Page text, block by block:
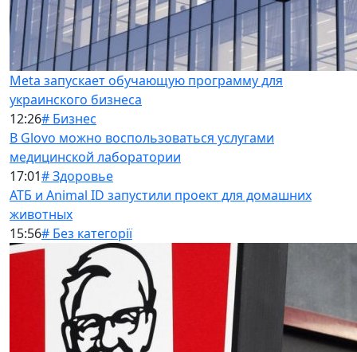
Meta запускает обучающую программу для
украинского бизнеса
12:26# Бизнес
В Glovo можно воспользоваться услугами
медицинской лаборатории
17:01# Здоровье
АТБ и Animal ID запустили проект для домашних
животных
15:56# Без категорії